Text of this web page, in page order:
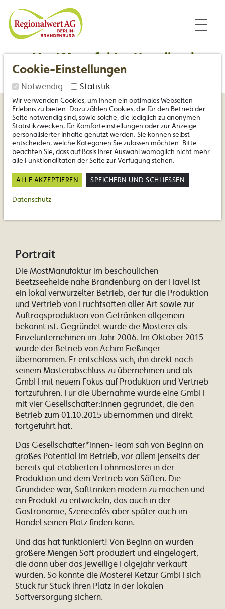
MostManufaktur Havelland
Portrait
Die MostManufaktur im beschaulichen
Beetzseeheide nahe Brandenburg an der Havel ist
ein lokal verwurzelter Betrieb, der für die Produktion
und Vertrieb von Fruchtsäften aller Art sowie zur
Auftragsproduktion von Getränken allgemein
bekannt ist. Gegründet wurde die Mosterei als
Einzelunternehmen im Jahr 2006. Im Oktober 2015
wurde der Betrieb von Achim Fießinger
übernommen. Er entschloss sich, ihn direkt nach
seinem Masterabschluss zu übernehmen und als
GmbH mit neuem Fokus auf Produktion und Vertrieb
fortzuführen. Für die Übernahme wurde eine GmbH
mit vier Gesellschafter:innen gegründet, die den
Betrieb zum 01.10.2015 übernommen und direkt
fortgeführt hat.
Das Gesellschafter*innen-Team sah von Beginn an
großes Potential im Betrieb, vor allem jenseits der
bereits gut etablierten Lohnmosterei in der
Produktion und dem Vertrieb von Säften. Die
Grundidee war, Safttrinken modern zu machen und
ein Produkt zu entwickeln, das auch in der
Gastronomie, Szenecafés aber später auch im
Handel seinen Platz finden kann.
Und das hat funktioniert! Von Beginn an wurden
größere Mengen Saft produziert und eingelagert,
die dann über das jeweilige Folgejahr verkauft
wurden. So konnte die Mosterei Ketzür GmbH sich
Stück für Stück ihren Platz in der lokalen
Saftversorgung sichern.
Cookie-Einstellungen
Notwendig Statistik
Wir verwenden Cookies, um Ihnen ein optimales Webseiten-
Erlebnis zu bieten. Dazu zählen Cookies, die für den Betrieb der
Seite notwendig sind, sowie solche, die lediglich zu anonymen
Statistikzwecken, für Komforteinstellungen oder zur Anzeige
personalisierter Inhalte genutzt werden. Sie können selbst
entscheiden, welche Kategorien Sie zulassen möchten. Bitte
beachten Sie, dass auf Basis Ihrer Auswahl womöglich nicht mehr
alle Funktionalitäten der Seite zur Verfügung stehen.
ALLE AKZEPTIEREN SPEICHERN UND SCHLIESSEN
Datenschutz